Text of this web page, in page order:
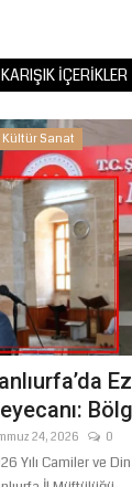
KARIŞIK İÇERIKLER
Kültür Sanat
24, 2026 0
Yılı Camiler ve